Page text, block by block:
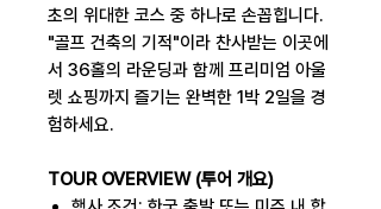
초의 위대한 코스 중 하나로 손꼽힙니다.
"골프 건축의 기적"이라 찬사받는 이곳에
서 36홀의 라운딩과 함께 프리미엄 아울
렛 쇼핑까지 즐기는 완벽한 1박 2일을 경
험하세요.
TOUR OVERVIEW (투어 개요)